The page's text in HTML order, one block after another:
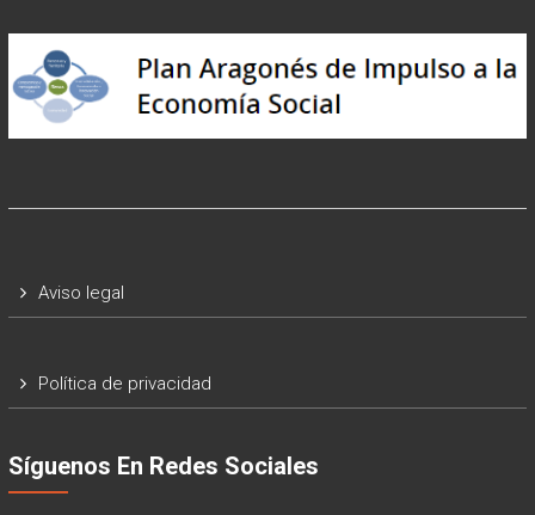
Aviso legal
Política de privacidad
Síguenos En Redes Sociales